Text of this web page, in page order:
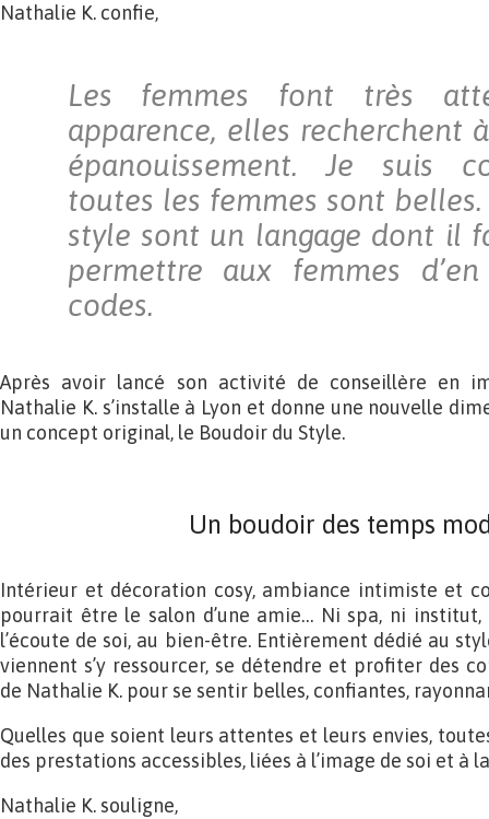
Nathalie K. confie,
Les femmes font très
apparence, elles recherchent
épanouissement. Je suis
toutes les femmes sont
style sont un langage dont il
permettre aux femmes
codes.
Après avoir lancé son activité de conseillère en
Nathalie K. s’installe à Lyon et donne une nouvelle
un concept original, le Boudoir du Style.
Un boudoir des temps
Intérieur et décoration cosy, ambiance intimiste et
pourrait être le salon d’une amie… Ni spa, ni
l’écoute de soi, au bien-être. Entièrement dédié au
viennent s’y ressourcer, se détendre et profiter des
de Nathalie K. pour se sentir belles, confiantes,
Quelles que soient leurs attentes et leurs envies,
des prestations accessibles, liées à l’image de soi et à
Nathalie K. souligne,